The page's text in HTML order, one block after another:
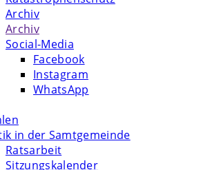
Archiv
Archiv
Social-Media
Facebook
Instagram
WhatsApp
in der Samtgemeinde
Ratsarbeit
Sitzungskalender